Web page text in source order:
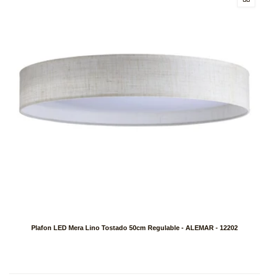
Plafon LED Mera Lino Tostado 50cm Regulable - ALEMAR - 12202